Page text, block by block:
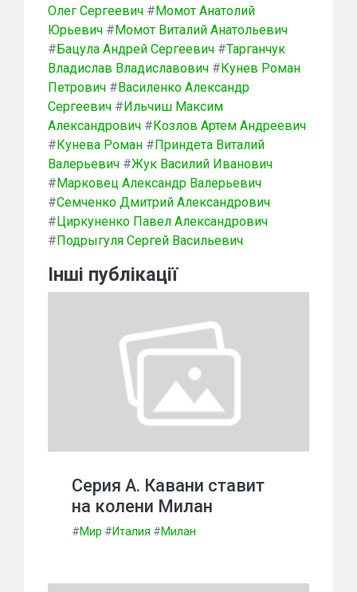
Олег Сергеевич #Момот Анатолий
Юрьевич #Момот Виталий Анатольевич
#Бацула Андрей Сергеевич #Тарганчук
Владислав Владиславович #Кунев Роман
Петрович #Василенко Александр
Сергеевич #Ильчиш Максим
Александрович #Козлов Артем Андреевич
#Кунева Роман #Приндета Виталий
Валерьевич #Жук Василий Иванович
#Марковец Александр Валерьевич
#Семченко Дмитрий Александрович
#Циркуненко Павел Александрович
#Подрыгуля Сергей Васильевич
Інші публікації
Серия А. Кавани ставит
на колени Милан
#Мир #Италия #Милан